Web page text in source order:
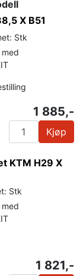
X B51
Stk
1 885,-
Kjøp
KTM H29 X
Stk
1 821,-